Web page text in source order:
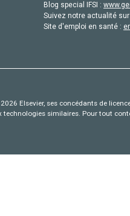
Blog special IFSI :
Suivez notre actualité
Site d'emploi en santé :
Elsevier, ses concédants de
similaires. Pour tout